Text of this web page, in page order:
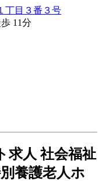
丁目３番３号
11分
求人 社会福祉
養護老人ホ